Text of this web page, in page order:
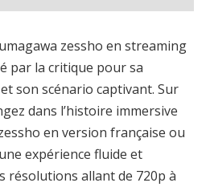
zessho en streaming
par la critique pour sa
son scénario captivant. Sur
dans l’histoire immersive
en version française ou
expérience fluide et
résolutions allant de 720p à